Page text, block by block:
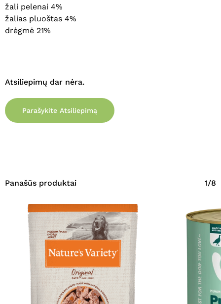
žali pelenai 4%
žalias pluoštas 4%
drėgmė 21%
Atsiliepimų dar nėra.
Parašykite Atsiliepimą
Panašūs produktai 1/8